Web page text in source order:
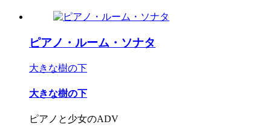
ピアノ・ルーム・ソナタ
大きな樹の下
大きな樹の下
ピアノと少女のADV